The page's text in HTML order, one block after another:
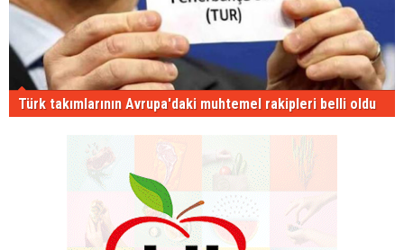
Türk takımlarının Avrupa'daki muhtemel rakipleri belli oldu